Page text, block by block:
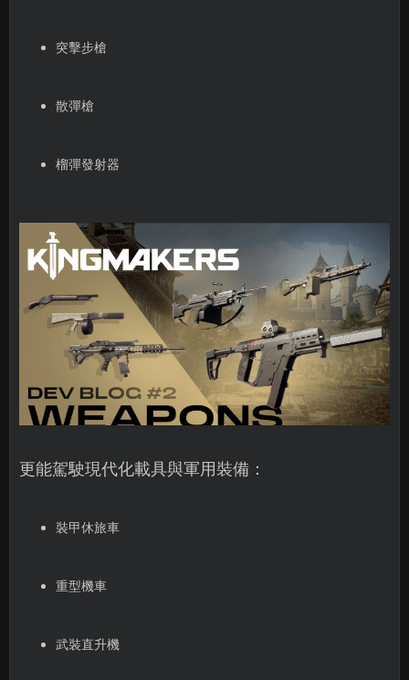
突擊步槍
散彈槍
榴彈發射器
更能駕駛現代化載具與軍用裝備：
裝甲休旅車
重型機車
武裝直升機